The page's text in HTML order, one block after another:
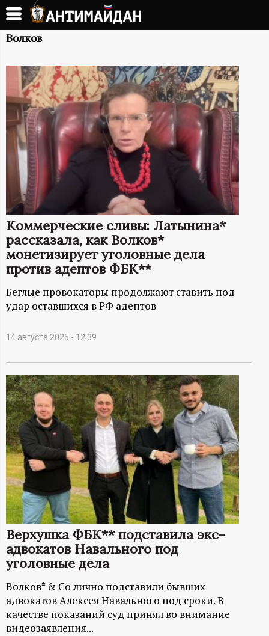
Перейти
основному
А
Н
Т
И
М
А
Й
Д
А
Н
н
ф
о
р
м
а
ц
и
о
Волков
Коммерческие сливы: Латынина*
рассказала, как Волков*
монетизирует уголовные дела
против адептов ФБК**
Беглые провокаторы продолжают ставить под
удар оставшихся в РФ адептов
14 августа 2025 - 12:39
Верхушка ФБК** подставила экс-
адвокатов Навального под
уголовные дела
Волков* & Co лично подставили бывших
адвокатов Алексея Навального под сроки. В
качестве показаний суд принял во внимание
видеозаявления...